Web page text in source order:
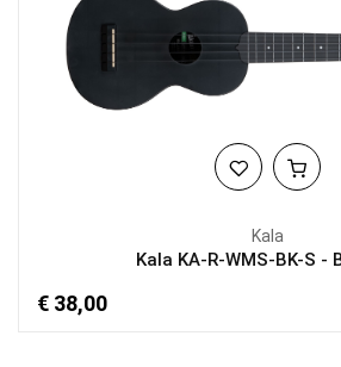
Kala
Kala KA-R-WMS-BK-S -
€ 38,00